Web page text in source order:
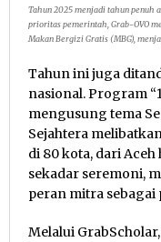
Tahun 2025 menjadi tahun penuh
prioritas pemerintah, Grab-OVO
Makan Bergizi Gratis (MBG),
Tahun ini juga
nasional. Program
mengusung tema
Sejahtera
di 80 kota, dari
sekadar seremoni,
peran mitra
Melalui